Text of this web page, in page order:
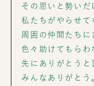
その思いと勢いだ
私たちがやらせて
周囲の仲間たちに
色々助けてもらわ
先にありがとうと
みんなありがとう